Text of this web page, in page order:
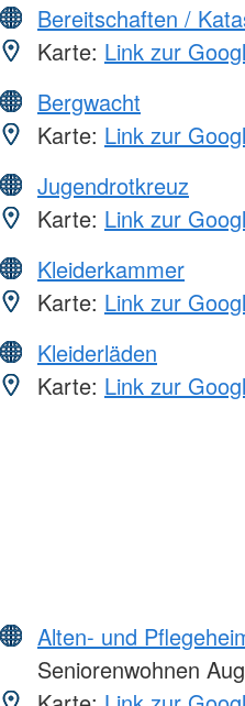
Bereitschaften /
Karte: Link zur
Bergwacht
Karte: Link zur
Jugendrotkreuz
Karte: Link zur
Kleiderkammer
Karte: Link zur
Kleiderläden
Karte: Link zur
Alten- und
Seniorenwohnen